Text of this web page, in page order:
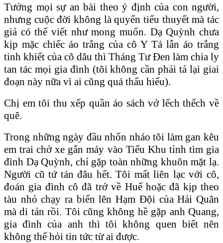
Tưởng mọi sự an bài theo ý định của con người,
nhưng cuộc đời không là quyển tiểu thuyết mà tác
giả có thể viết như mong muốn. Dạ Quỳnh chưa
kịp mặc chiếc áo trắng của cô Y Tá lẫn áo trắng
tinh khiết của cô dâu thì Tháng Tư Đen làm chia ly
tan tác mọi gia đình (tôi không cần phải tả lại giai
đoạn này nữa vì ai cũng quá thấu hiểu).
Chị em tôi thu xếp quần áo sách vở lếch thếch về
quê.
Trong những ngày đầu nhốn nháo tôi làm gan kêu
em trai chở xe gắn máy vào Tiểu Khu tỉnh tìm gia
đình Dạ Quỳnh, chỉ gặp toàn những khuôn mặt lạ.
Người cũ tứ tán đâu hết. Tôi mất liên lạc với cô,
đoán gia đình cô đã trở về Huế hoặc đã kịp theo
tàu nhỏ chạy ra biển lên Hạm Đội của Hải Quân
mà di tản rồi. Tôi cũng không hề gặp anh Quang,
gia đình của anh thì tôi không quen biết nên
không thể hỏi tin tức từ ai được.